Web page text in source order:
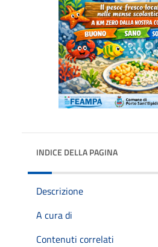
INDICE DELLA PAGINA
Descrizione
A cura di
Contenuti correlati